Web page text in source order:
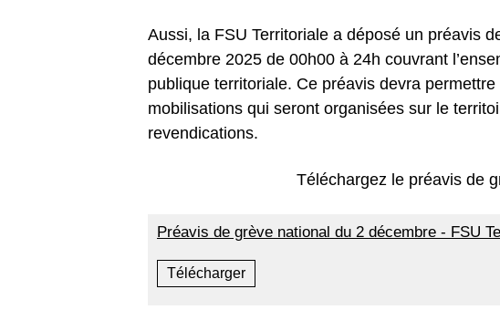
Aussi, la FSU Territoriale a déposé un préavis
décembre 2025 de 00h00 à 24h couvrant
publique territoriale. Ce préavis devra
mobilisations qui seront organisées sur le
revendications.
Téléchargez le préavis de
Préavis de grève national du 2 décembre - FSU
Télécharger